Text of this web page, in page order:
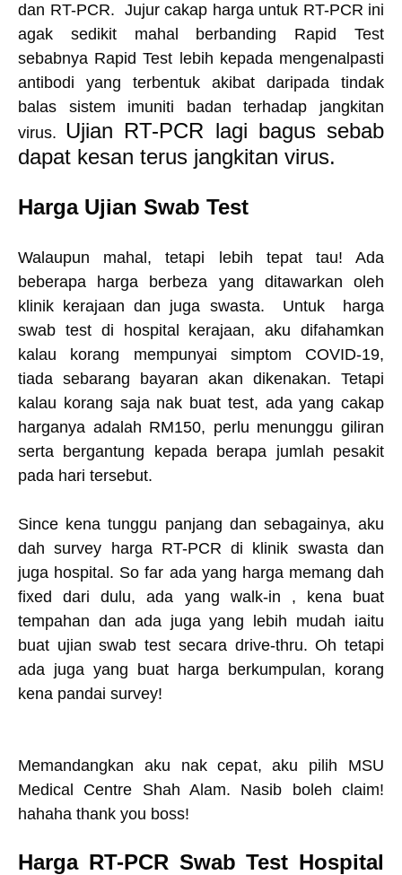
dan RT-PCR. Jujur cakap harga untuk RT-PCR ini
agak sedikit mahal berbanding Rapid Test
sebabnya Rapid Test lebih kepada mengenalpasti
antibodi yang terbentuk akibat daripada tindak
balas sistem imuniti badan terhadap jangkitan
virus. Ujian RT-PCR lagi bagus sebab
dapat kesan terus jangkitan virus.
Harga Ujian Swab Test
Walaupun mahal, tetapi lebih tepat tau! Ada
beberapa harga berbeza yang ditawarkan oleh
klinik kerajaan dan juga swasta. Untuk harga
swab test di hospital kerajaan, aku difahamkan
kalau korang mempunyai simptom COVID-19,
tiada sebarang bayaran akan dikenakan. Tetapi
kalau korang saja nak buat test, ada yang cakap
harganya adalah RM150, perlu menunggu giliran
serta bergantung kepada berapa jumlah pesakit
pada hari tersebut.
Since kena tunggu panjang dan sebagainya, aku
dah survey harga RT-PCR di klinik swasta dan
juga hospital. So far ada yang harga memang dah
fixed dari dulu, ada yang walk-in , kena buat
tempahan dan ada juga yang lebih mudah iaitu
buat ujian swab test secara drive-thru. Oh tetapi
ada juga yang buat harga berkumpulan, korang
kena pandai survey!
Memandangkan aku nak cepat, aku pilih MSU
Medical Centre Shah Alam. Nasib boleh claim!
hahaha thank you boss!
Harga RT-PCR Swab Test Hospital